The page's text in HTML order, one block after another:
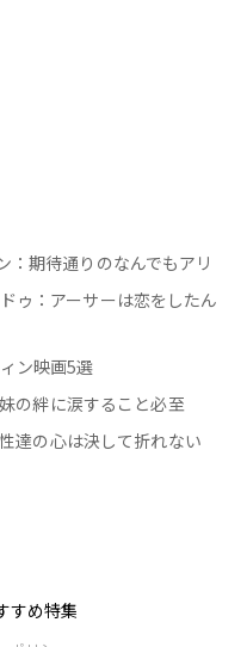
：期待通りのなんでもアリ
ゥ：アーサーは恋をしたん
ン映画5選
の絆に涙すること必至
達の心は決して折れない
すめ特集